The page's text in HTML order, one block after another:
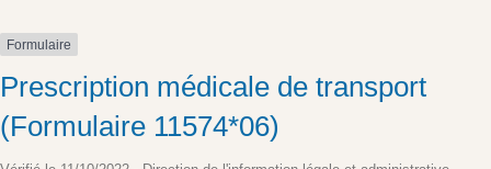
Formulaire
Prescription médicale de transport
(Formulaire 11574*06)